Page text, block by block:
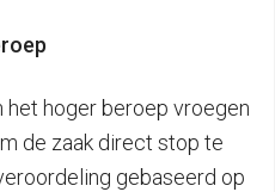
hoger beroep vroegen
de zaak direct stop te
gebaseerd op